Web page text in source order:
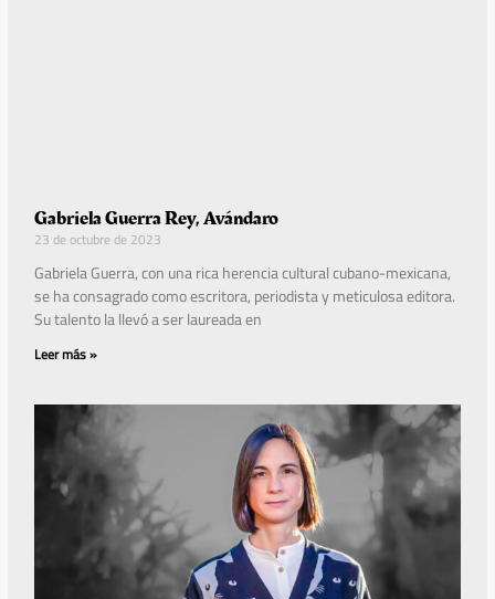
Gabriela Guerra Rey, Avándaro
23 de octubre de 2023
Gabriela Guerra, con una rica herencia cultural cubano-mexicana,
se ha consagrado como escritora, periodista y meticulosa editora.
Su talento la llevó a ser laureada en
Leer más »